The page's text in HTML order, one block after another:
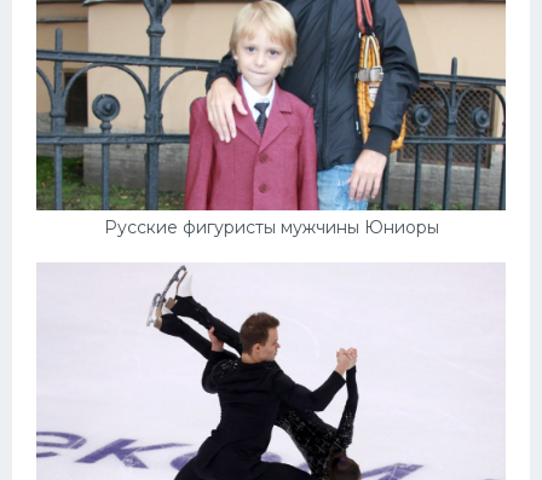
Русские фигуристы мужчины Юниоры